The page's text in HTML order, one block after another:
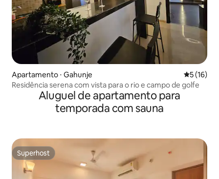
Apartamento ⋅ Gahunje 5 de uma
5 (16)
Residência serena com vista para o rio e campo de golfe
Aluguel de apartamento para
temporada com sauna
Superhost
Superhost